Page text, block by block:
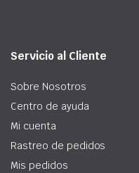
Servicio al Cliente
Sobre Nosotros
Centro de ayuda
Mi cuenta
Rastreo de pedidos
Mis pedidos